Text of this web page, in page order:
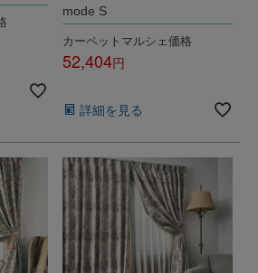
mode S
カーペットマルシェ価格
52,404
詳細を見る